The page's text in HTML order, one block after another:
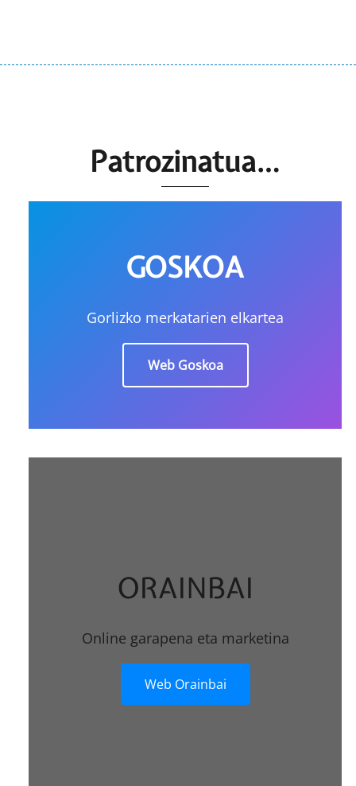
Patrozinatua…
GOSKOA
Gorlizko merkatarien elkartea
Web Goskoa
ORAINBAI
Online garapena eta marketina
Web Orainbai